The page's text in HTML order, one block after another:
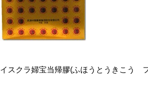
イスクラ婦宝当帰膠(ふほうとうきこう